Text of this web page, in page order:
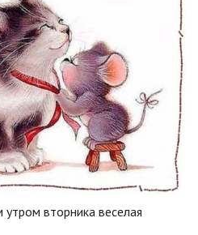
вторника веселая